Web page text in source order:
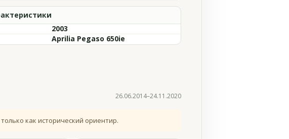
2003
Aprilia Pegaso 650ie
26.06.2014–24.11.2020
как исторический ориентир.